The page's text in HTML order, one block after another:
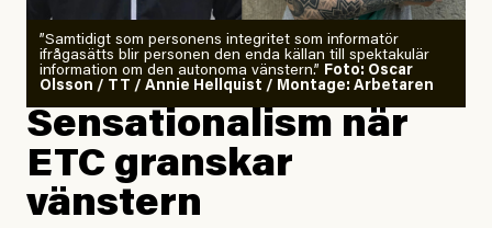
”Samtidigt som personens integritet som informatör
ifrågasätts blir personen den enda källan till spektakulär
information om den autonoma vänstern.” Foto: Oscar
Olsson / TT / Annie Hellquist / Montage: Arbetaren
Sensationalism när
ETC granskar
vänstern